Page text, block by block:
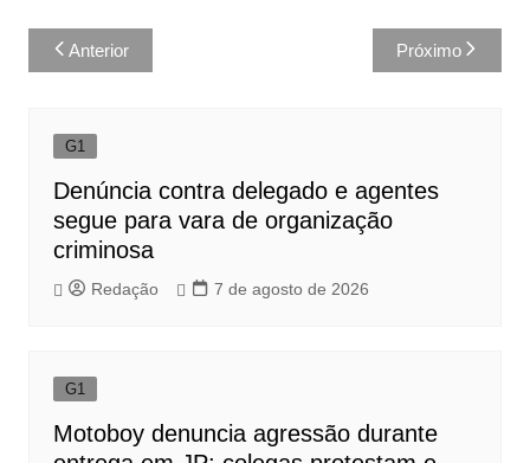
Navegação
de
Anterior Próximo
G1
Denúncia contra delegado e agentes
segue para vara de organização
criminosa
Redação 7 de agosto de 2026
G1
Motoboy denuncia agressão durante